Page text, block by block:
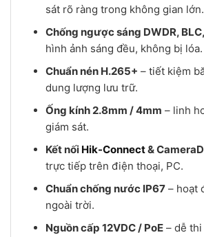
sát rõ ràng trong không gian lớn.
Chống ngược sáng DWDR,
hình ảnh sáng đều, không bị lóa.
Chuẩn nén H.265+ – tiết kiệm
dung lượng lưu trữ.
Ống kính 2.8mm / 4mm – linh
giám sát.
Kết nối Hik-Connect&
trực tiếp trên điện thoại, PC.
Chuẩn chống nước IP67– hoạt
ngoài trời.
Nguồn cấp 12VDC / PoE– dễ thi